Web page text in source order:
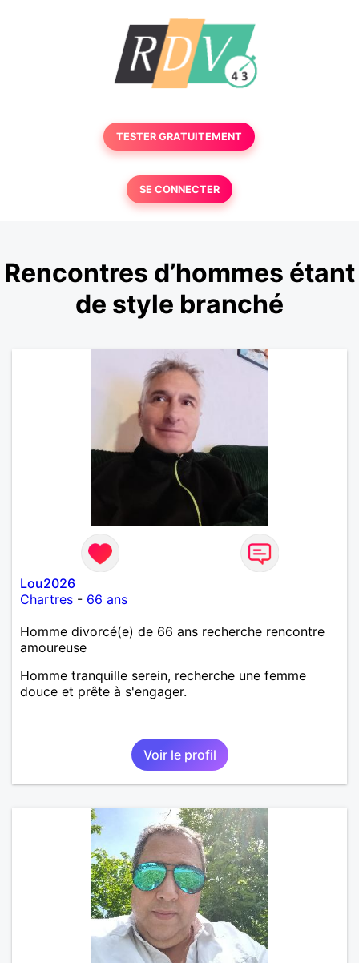
TESTER GRATUITEMENT
SE CONNECTER
Rencontres d’hommes étant
de style branché
Lou2026
Chartres - 66 ans
Homme divorcé(e) de 66 ans recherche rencontre
amoureuse
Homme tranquille serein, recherche une femme
douce et prête à s'engager.
Voir le profil